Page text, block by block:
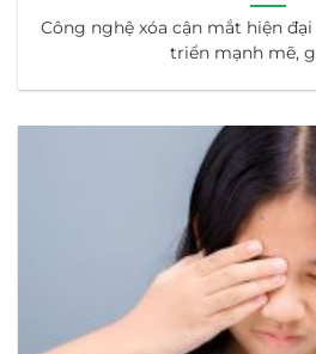
Công nghệ xóa cận mắt hiện
triển mạnh mẽ,